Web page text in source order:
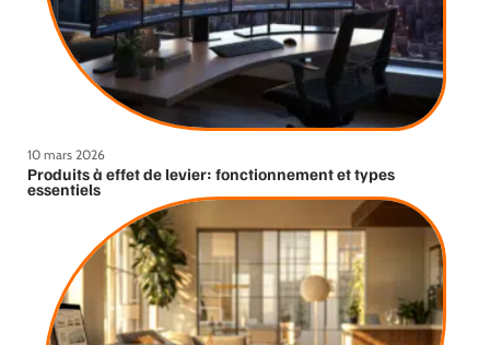
10 mars 2026
Produits à effet de levier: fonctionnement et types
essentiels